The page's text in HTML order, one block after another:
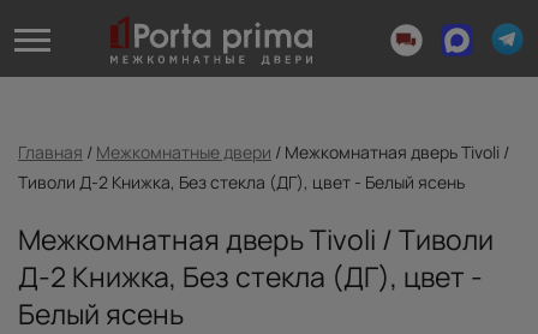
Главная / Межкомнатные двери / Межкомнатная дверь Tivoli /
Тиволи Д-2 Книжка, Без стекла (ДГ), цвет - Белый ясень
Межкомнатная дверь Tivoli / Тиволи
Д-2 Книжка, Без стекла (ДГ), цвет -
Белый ясень